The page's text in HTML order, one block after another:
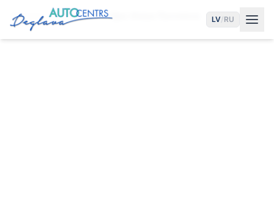
LV/RU
Sākums Pakalpojumi Eļļas Maiņa Pļavniekos